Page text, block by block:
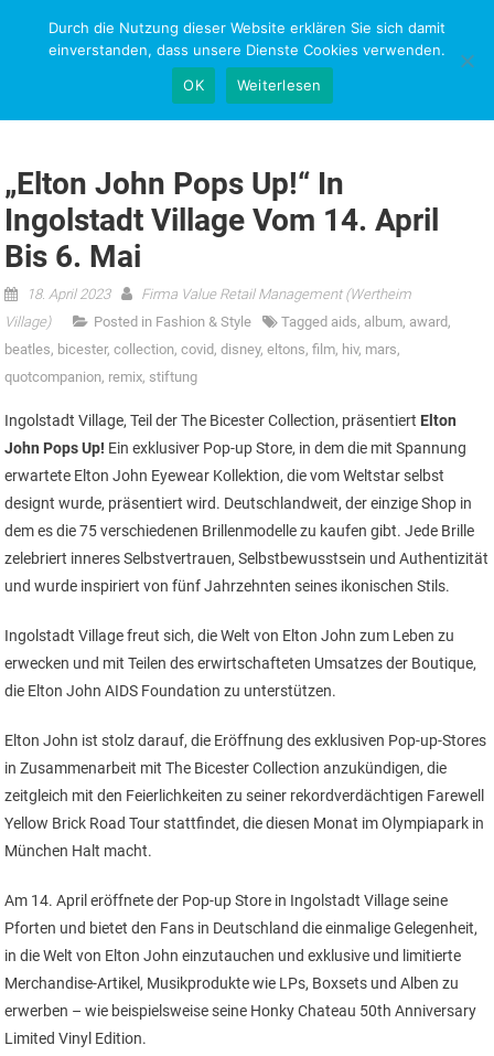
NEWS-RESEARCH
„Elton John Pops Up!“ In
Ingolstadt Village Vom 14. April
Bis 6. Mai
18. April 2023
Firma Value Retail Management (Wertheim
Village)
Posted in Fashion & Style Tagged aids, album, award ,
beatles, bicester,collection,covid ,disney,eltons,film, hiv, mars,
quotcompanion, remix, stiftung
Ingolstadt Village, Teil der The Bicester Collection, präsentiert Elton
John Pops Up! Ein exklusiver Pop-up Store, in dem die mit Spannung
erwartete Elton John Eyewear Kollektion, die vom Weltstar selbst
designt wurde, präsentiert wird. Deutschlandweit, der einzige Shop in
dem es die 75 verschiedenen Brillenmodelle zu kaufen gibt. Jede Brille
zelebriert inneres Selbstvertrauen, Selbstbewusstsein und Authentizität
und wurde inspiriert von fünf Jahrzehnten seines ikonischen Stils.
Ingolstadt Village freut sich, die Welt von Elton John zum Leben zu
erwecken und mit Teilen des erwirtschafteten Umsatzes der Boutique,
die Elton John AIDS Foundation zu unterstützen.
Elton John ist stolz darauf, die Eröffnung des exklusiven Pop-up-Stores
in Zusammenarbeit mit The Bicester Collection anzukündigen, die
zeitgleich mit den Feierlichkeiten zu seiner rekordverdächtigen Farewell
Yellow Brick Road Tour stattfindet, die diesen Monat im Olympiapark in
München Halt macht.
Am 14. April eröffnete der Pop-up Store in Ingolstadt Village seine
Pforten und bietet den Fans in Deutschland die einmalige Gelegenheit,
in die Welt von Elton John einzutauchen und exklusive und limitierte
Merchandise-Artikel, Musikprodukte wie LPs, Boxsets und Alben zu
erwerben – wie beispielsweise seine Honky Chateau 50th Anniversary
Limited Vinyl Edition.
Durch die Nutzung dieser Website erklären Sie sich damit
einverstanden, dass unsere Dienste Cookies verwenden.
OK
Weiterlesen